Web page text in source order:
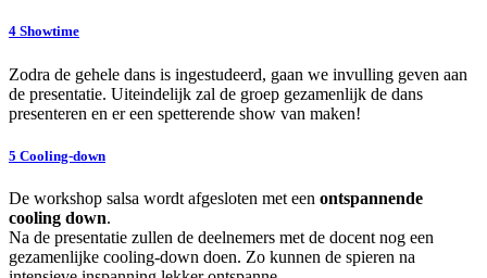
4 Showtime
Zodra de gehele dans is ingestudeerd, gaan we invulling geven aan
de presentatie. Uiteindelijk zal de groep gezamenlijk de dans
presenteren en er een spetterende show van maken!
5 Cooling-down
De workshop salsa wordt afgesloten met een ontspannende
cooling down.
Na de presentatie zullen de deelnemers met de docent nog een
gezamenlijke cooling-down doen. Zo kunnen de spieren na